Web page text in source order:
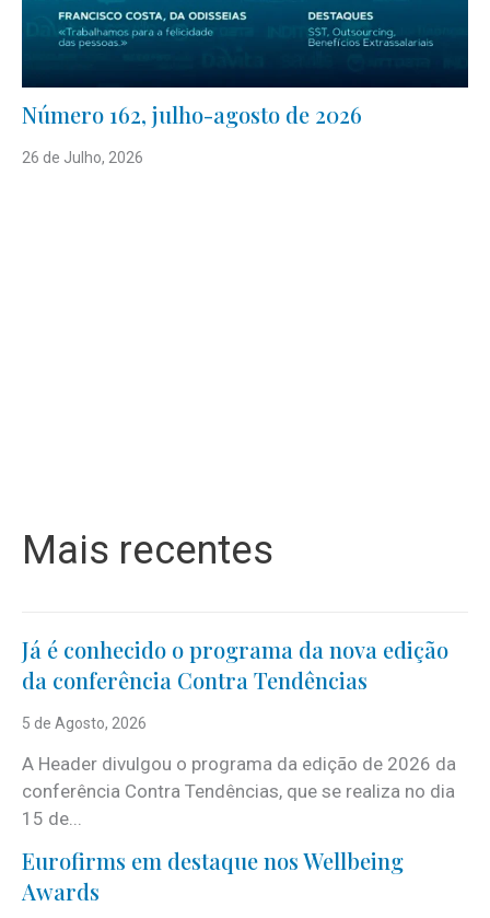
Número 162, julho-agosto de 2026
26 de Julho, 2026
Mais recentes
Já é conhecido o programa da nova edição
da conferência Contra Tendências
5 de Agosto, 2026
A Header divulgou o programa da edição de 2026 da
conferência Contra Tendências, que se realiza no dia
15 de...
Eurofirms em destaque nos Wellbeing
Awards